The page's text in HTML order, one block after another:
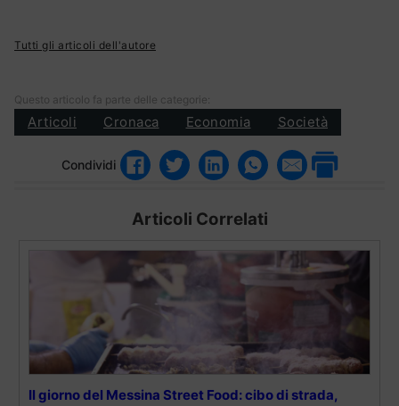
Tutti gli articoli dell'autore
Questo articolo fa parte delle categorie:
Articoli Cronaca Economia Società
Condividi
Articoli Correlati
Il giorno del Messina Street Food: cibo di strada,